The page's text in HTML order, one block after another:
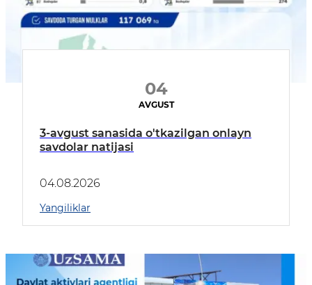
04
AVGUST
3-avgust sanasida o'tkazilgan onlayn
savdolar natijasi
04.08.2026
Yangiliklar